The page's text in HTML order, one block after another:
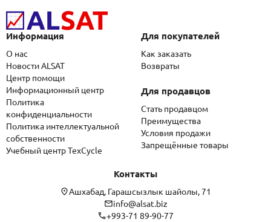
Информация
О нас
Новости ALSAT
Центр помощи
Информационный центр
Политика
конфиденциальности
Политика интеллектуальной
собственности
Учебный центр TexCycle
Для покупателей
Как заказать
Возвраты
Для продавцов
Стать продавцом
Преимущества
Условия продажи
Запрещённые товары
Контакты
Ашхабад, Гарашсызлык шайолы, 71
info@alsat.biz
+993-71 89-90-77